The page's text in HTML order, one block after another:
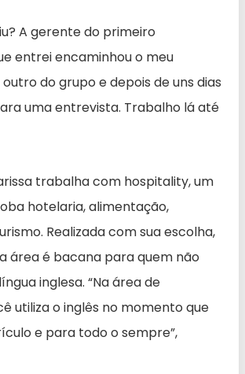
A gerente do primeiro
entrei encaminhou o meu
do grupo e depois de uns dias
uma entrevista. Trabalho lá até
trabalha com hospitality, um
hotelaria, alimentação,
Realizada com sua escolha,
área é bacana para quem não
inglesa. “Na área de
utiliza o inglês no momento que
e para todo o sempre”,